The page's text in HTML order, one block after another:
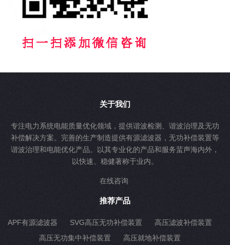
关于我们
专注电力系统电能质量优化领域，提供谐波检测、谐波治理及无功
补偿解决方案。完善的生产制造提供有源滤波器，无功补偿装置等
谐波治理和电能优化产品。以其专业化的产品和服务蜚声海内外，
以快速、稳健著称于业内。
在线咨询
推荐产品
APF有源滤波器 SVG高压无功补偿装置
高压滤波补偿装置
高压无功集中补偿装置
高压就地补偿装置